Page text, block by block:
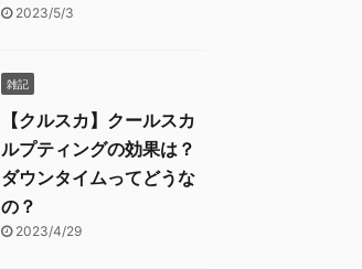
2023/5/3
雑記
【クルスカ】クールスカ
ルプティングの効果は？
ダウンタイムってどうな
の？
2023/4/29